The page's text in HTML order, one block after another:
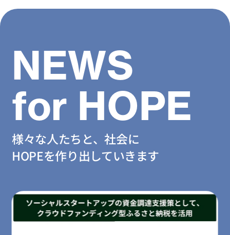
NEWS
for HOPE
様々な人たちと、社会に
HOPEを作り出していきます